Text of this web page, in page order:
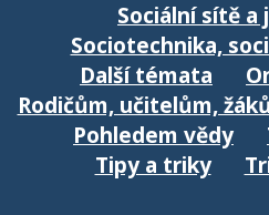
Sociální sítě a
Sociotechnika,
Další témata
Rodičům, učitelům,
Pohledem vědy
Tipy a triky